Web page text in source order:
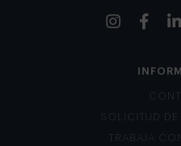
SOLICITUD DE
TRABAJA